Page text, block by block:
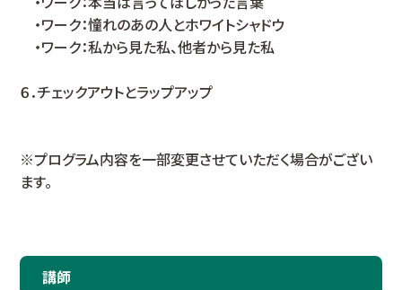
・ワーク：憧れのあの人とホワイトシャドウ
・ワーク：私から見た私、他者から見た私
６．チェックアウトとラップアップ
※プログラム内容を一部変更させていただく場合がござい
ます。
講師